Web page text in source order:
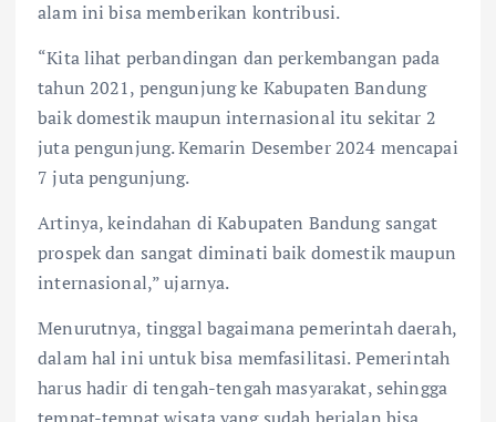
alam ini bisa memberikan kontribusi.
“Kita lihat perbandingan dan perkembangan pada
tahun 2021, pengunjung ke Kabupaten Bandung
baik domestik maupun internasional itu sekitar 2
juta pengunjung. Kemarin Desember 2024 mencapai
7 juta pengunjung.
Artinya, keindahan di Kabupaten Bandung sangat
prospek dan sangat diminati baik domestik maupun
internasional,” ujarnya.
Menurutnya, tinggal bagaimana pemerintah daerah,
dalam hal ini untuk bisa memfasilitasi. Pemerintah
harus hadir di tengah-tengah masyarakat, sehingga